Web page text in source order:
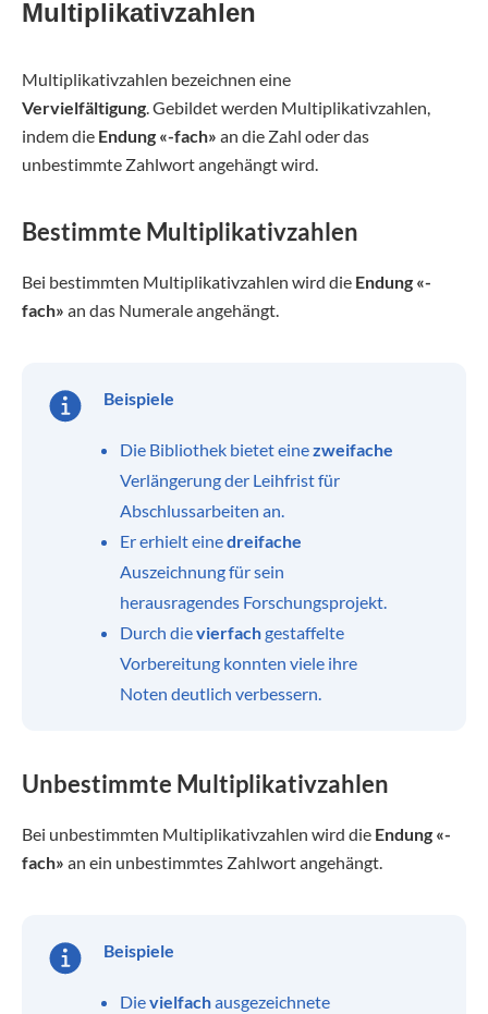
Multiplikativzahlen
Multiplikativzahlen bezeichnen eine
Vervielfältigung. Gebildet werden Multiplikativzahlen,
indem die Endung «-fach» an die Zahl oder das
unbestimmte Zahlwort angehängt wird.
Bestimmte Multiplikativzahlen
Bei bestimmten Multiplikativzahlen wird die Endung «-
fach» an das Numerale angehängt.
Beispiele
Die Bibliothek bietet einezweifache
Verlängerung der Leihfrist für
Abschlussarbeiten an.
Er erhielt einedreifache
Auszeichnung für sein
herausragendes Forschungsprojekt.
Durch dievierfachgestaffelte
Vorbereitung konnten viele ihre
Noten deutlich verbessern.
Unbestimmte Multiplikativzahlen
Bei unbestimmten Multiplikativzahlen wird die Endung «-
fach» an ein unbestimmtes Zahlwort angehängt.
Beispiele
Dievielfachausgezeichnete